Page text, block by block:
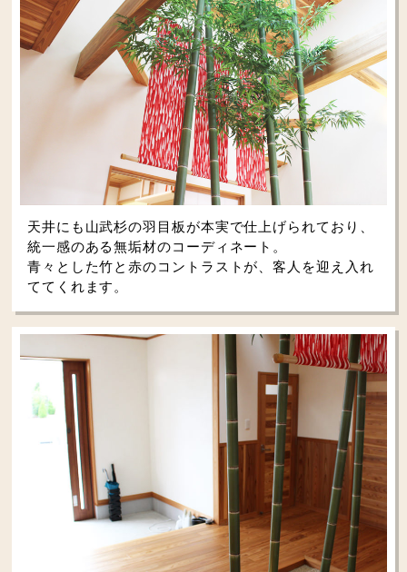
天井にも山武杉の羽目板が本実で仕上げられており、
統一感のある無垢材のコーディネート。
青々とした竹と赤のコントラストが、客人を迎え入れ
ててくれます。